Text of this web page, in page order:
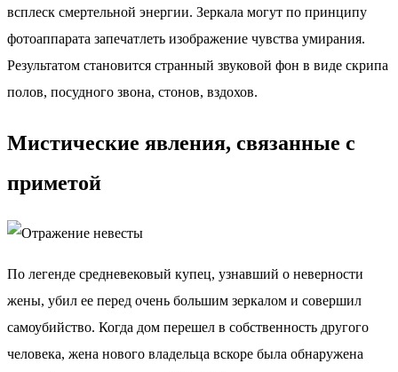
всплеск смертельной энергии. Зеркала могут по принципу
фотоаппарата запечатлеть изображение чувства умирания.
Результатом становится странный звуковой фон в виде скрипа
полов, посудного звона, стонов, вздохов.
Мистические явления, связанные с
приметой
По легенде средневековый купец, узнавший о неверности
жены, убил ее перед очень большим зеркалом и совершил
самоубийство. Когда дом перешел в собственность другого
человека, жена нового владельца вскоре была обнаружена